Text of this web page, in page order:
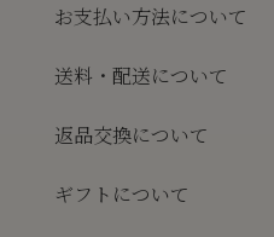
お支払い方法について
送料・配送について
返品交換について
ギフトについて